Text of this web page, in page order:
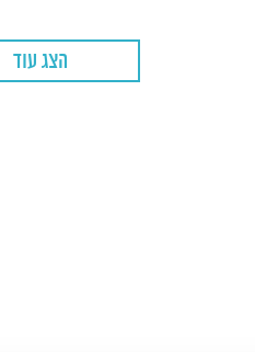
הצג עוד